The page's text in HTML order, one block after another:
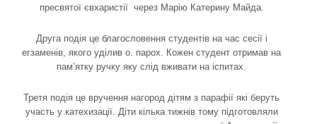
пресвятої євхаристії через Марію Катерину Майда.
Друга подія це благословення студентів на час сесії і
егзаменів, якого уділив о. парох. Кожен студент отримав на
пам’ятку ручку яку слід вживати на іспитах.
Третя подія це вручення нагород дітям з парафії які беруть
участь у катехизації. Діти кілька тижнів тому підготовляли